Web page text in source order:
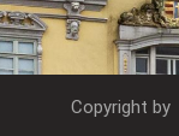
Copyright by